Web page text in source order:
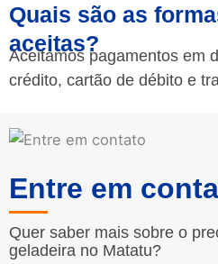
Quais são as
aceitas?
Aceitamos pagamentos em
crédito, cartão de débito e
Entre em
Quer saber mais sobre o
geladeira no Matatu?